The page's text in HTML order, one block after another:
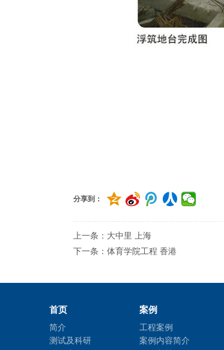
分享到：
上一条：大中里 上海
下一条：体育学院工程 香港
首页
简介
测试及科研
案例
工程案例
案例内容简介